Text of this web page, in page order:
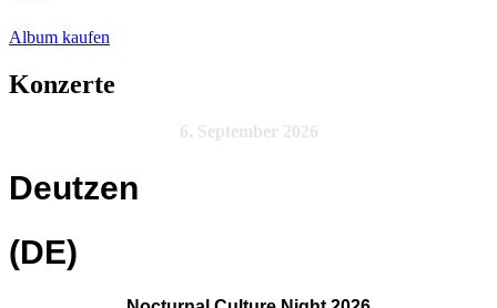
Album kaufen
Konzerte
6. September 2026
Deutzen
(DE)